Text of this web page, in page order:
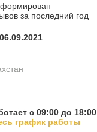
за последний год
с 09:00 до 18:00
график работы